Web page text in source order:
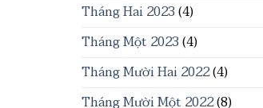
Tháng Hai 2023(4)
Tháng Một 2023(4)
Tháng Mười Hai 2022(4)
Tháng Mười Một 2022(8)